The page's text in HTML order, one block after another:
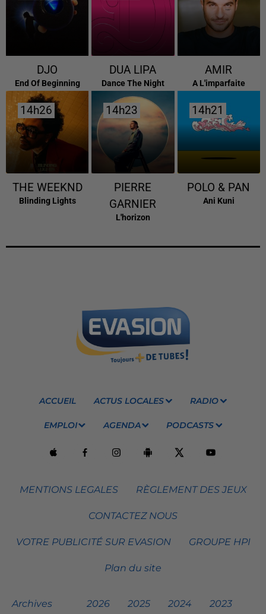
DJO
End Of Beginning
DUA LIPA
Dance The Night
AMIR
A L'imparfaite
14h26
14h26
THE WEEKND
Blinding Lights
14h23
14h23
PIERRE
GARNIER
L'horizon
14h21
14h21
POLO & PAN
Ani Kuni
ACCUEIL ACTUS LOCALES RADIO
EMPLOI AGENDA PODCASTS
MENTIONS LEGALES RÈGLEMENT DES JEUX
CONTACTEZ NOUS
VOTRE PUBLICITÉ SUR EVASION GROUPE HPI
Plan du site
Archives 2026 2025 2024 2023